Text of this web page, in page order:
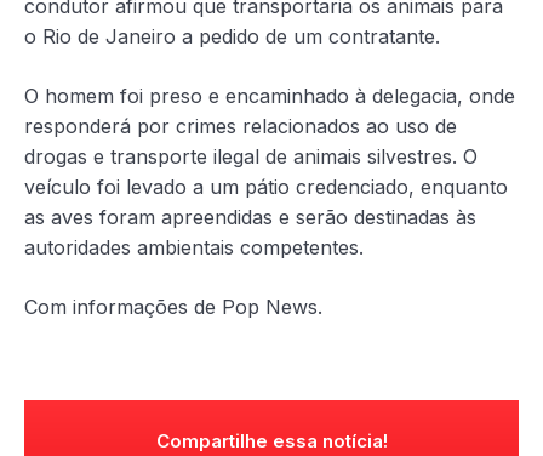
condutor afirmou que transportaria os animais para
o Rio de Janeiro a pedido de um contratante.
O homem foi preso e encaminhado à delegacia, onde
responderá por crimes relacionados ao uso de
drogas e transporte ilegal de animais silvestres. O
veículo foi levado a um pátio credenciado, enquanto
as aves foram apreendidas e serão destinadas às
autoridades ambientais competentes.
Com informações de Pop News.
Compartilhe essa notícia!